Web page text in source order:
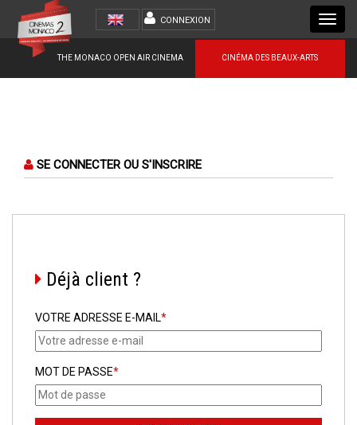
CINÉMA DES BEAUX-ARTS
THE MONACO OPEN AIR CINEMA
CONNEXION
SE CONNECTER OU S'INSCRIRE
Déjà client ?
VOTRE ADRESSE E-MAIL*
MOT DE PASSE*